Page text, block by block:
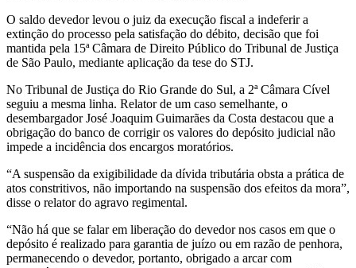
O saldo devedor levou o juiz da execução fiscal a indeferir a
extinção do processo pela satisfação do débito, decisão que foi
mantida pela 15ª Câmara de Direito Público do Tribunal de Justiça
de São Paulo, mediante aplicação da tese do STJ.
No Tribunal de Justiça do Rio Grande do Sul, a 2ª Câmara Cível
seguiu a mesma linha. Relator de um caso semelhante, o
desembargador José Joaquim Guimarães da Costa destacou que a
obrigação do banco de corrigir os valores do depósito judicial não
impede a incidência dos encargos moratórios.
“A suspensão da exigibilidade da dívida tributária obsta a prática de
atos constritivos, não importando na suspensão dos efeitos da mora”,
disse o relator do agravo regimental.
“Não há que se falar em liberação do devedor nos casos em que o
depósito é realizado para garantia de juízo ou em razão de penhora,
permanecendo o devedor, portanto, obrigado a arcar com